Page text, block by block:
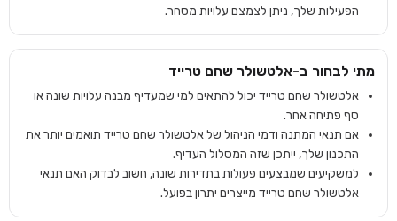
הפעילות שלך, ניתן לצמצם עלויות מסחר.
מתי לבחור ב-אלטשולר שחם טרייד
אלטשולר שחם טרייד יכול להתאים למי שמעדיף מבנה עלויות שונה או
סף פתיחה אחר.
אם תנאי המתנה ודמי הניהול של אלטשולר שחם טרייד תואמים יותר את
התכנון שלך, ייתכן שזה המסלול העדיף.
למשקיעים שמבצעים פעולות בתדירות שונה, חשוב לבדוק האם תנאי
אלטשולר שחם טרייד מייצרים יתרון בפועל.